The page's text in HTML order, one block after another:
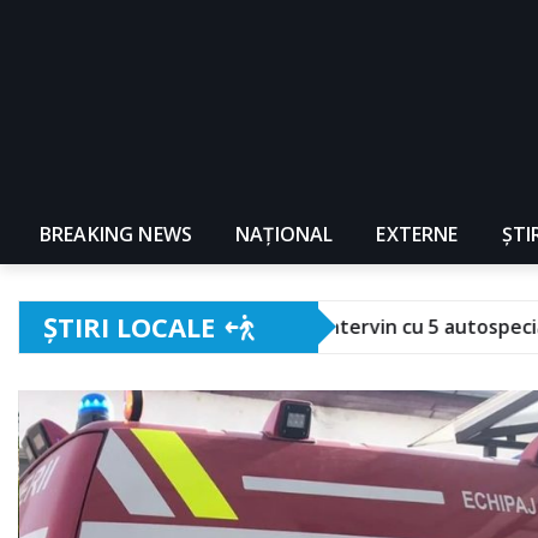
BREAKING NEWS NAŢIONAL EXTERNE
ȘTIRI LOCALE
Pompierii intervin cu 5 autospeciale!